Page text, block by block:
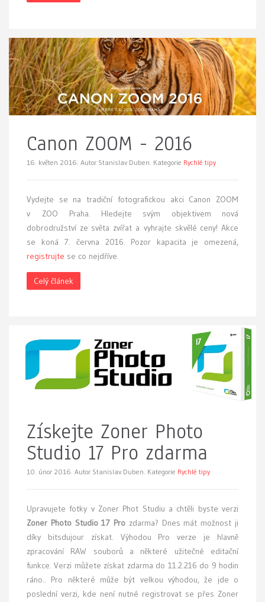
Canon ZOOM - 2016
16. květen 2016. Autor Stanislav Duben. Kategorie Rychlé tipy
Vydejte se na tradiční fotografickou akci Canon ZOOM
v ZOO Praha. Hledejte svým objektivem nová
dobrodružství ze světa zvířat a vyhrajte skvělé ceny! Akce
se koná 7. června 2016. Pozor kapacita je omezená,
registrujte se co nejdříve.
Celý článek
Získejte Zoner Photo
Studio 17 Pro zdarma
10. únor 2016. Autor Stanislav Duben. Kategorie Rychlé tipy
Upravujete fotky v Zoner Phot Studiu a chtěli byste verzi
Zoner Photo Studio 17 Pro zdarma? Dnes mát možnost ji
díky bitsdujour získat. Výhodou Pro verze je hlavně
zpracování RAW souborů a některé užitečné editační
funkce. Verzi můžete získat zdarma do 11.2.216 do 9 hodin
ráno.. Pro některé může být velkou výhodou, že jde o
poslední verzi, kde není nutné registrovat se přes Zoner